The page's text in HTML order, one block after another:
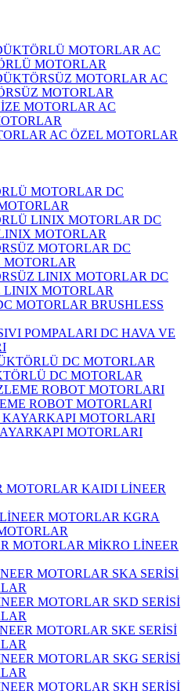
AC
MOTORLAR
AC
MOTORLAR
AC
AC ÖZEL MOTORLAR
DC
DC
MOTORLAR
DC
MOTORLAR
DC
LINIX MOTORLAR
BRUSHLESS
DC HAVA VE
DC MOTORLAR
ROBOT MOTORLARI
MOTORLARI
KAIDI LİNEER
KGRA
MİKRO LİNEER
SKA SERİSİ
SKD SERİSİ
SKE SERİSİ
SKG SERİSİ
SKH SERİSİ